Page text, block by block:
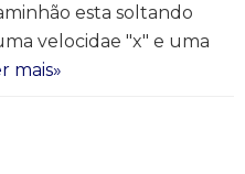
esta soltando
velocidae "x" e uma
mais»